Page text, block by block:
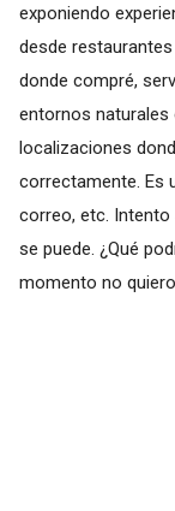
exponiendo
desde
donde compré,
entornos
localizaciones
correctamente. Es
correo, etc. Intento
se puede. ¿Qué
momento no